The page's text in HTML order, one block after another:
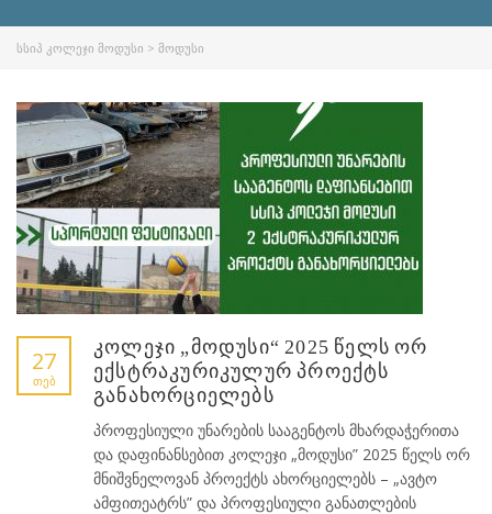
ᲡᲡᲘᲞ ᲙᲝᲚᲔᲯᲘ ᲛᲝᲓᲣᲡᲘ > ᲛᲝᲓᲣᲡᲘ
27
ᲗᲔᲑ
კოლეჯი „მოდუსი“ 2025 წელს ორ
ექსტრაკურიკულურ პროექტს
განახორციელებს
პროფესიული უნარების სააგენტოს მხარდაჭერითა
და დაფინანსებით კოლეჯი „მოდუსი” 2025 წელს ორ
მნიშვნელოვან პროექტს ახორციელებს – „ავტო
ამფითეატრს” და პროფესიული განათლების